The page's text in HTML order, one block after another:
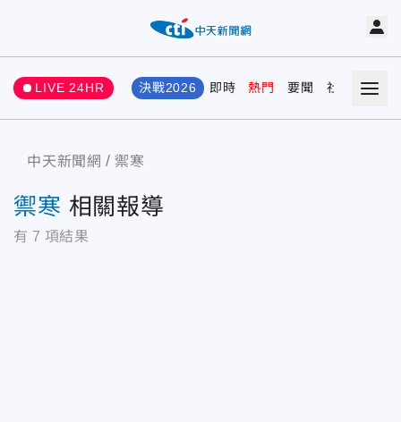
LIVE 24HR 決戰2026 即時 熱門 要聞 社會 娛樂
中天新聞網 禦寒
禦寒 相關報導
有 7 項結果